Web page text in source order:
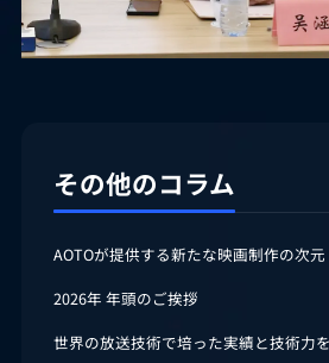
その他のコラム
AOTOが提供する新たな映画制作の次元
2026年 年頭のご挨拶
世界の放送技術で培った実績と技術力